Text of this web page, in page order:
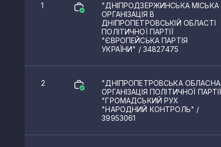
1
"ДНІПРОДЗЕРЖИНСЬКА МІСЬКА
ОРГАНІЗАЦІЯ В
ДНІПРОПЕТРОВСЬКІЙ ОБЛАСТІ
ПОЛІТИЧНОЇ ПАРТІЇ
"ЄВРОПЕЙСЬКА ПАРТІЯ
УКРАЇНИ" / 34827475
2
"ДНІПРОПЕТРОВСЬКА ОБЛАСНА
ОРГАНІЗАЦІЯ ПОЛІТИЧНОЇ ПАРТІЇ
"ГРОМАДСЬКИЙ РУХ
"НАРОДНИЙ КОНТРОЛЬ" /
39953061